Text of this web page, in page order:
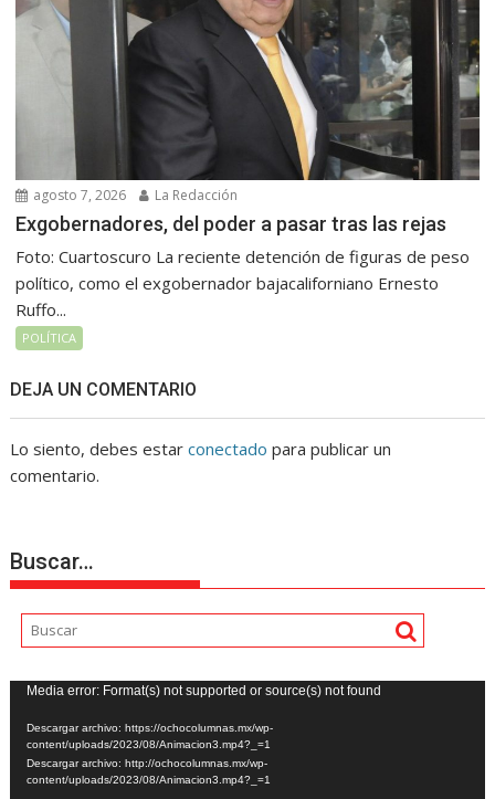
agosto 7, 2026 La Redacción
Exgobernadores, del poder a pasar tras las rejas
Foto: Cuartoscuro La reciente detención de figuras de peso
político, como el exgobernador bajacaliforniano Ernesto
Ruffo...
POLÍTICA
DEJA UN COMENTARIO
Lo siento, debes estarconectado para publicar un
comentario.
Buscar…
Reproductor
de
vídeo
Media error: Format(s) not supported or source(s) not found
Descargar archivo: https://ochocolumnas.mx/wp-
content/uploads/2023/08/Animacion3.mp4?_=1
Descargar archivo: http://ochocolumnas.mx/wp-
content/uploads/2023/08/Animacion3.mp4?_=1